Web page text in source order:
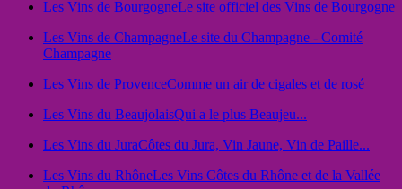
Les Vins de BourgogneLe site officiel des Vins de Bourgogne
Les Vins de ChampagneLe site du Champagne - Comité
Champagne
Les Vins de ProvenceComme un air de cigales et de rosé
Les Vins du BeaujolaisQui a le plus Beaujeu...
Les Vins du JuraCôtes du Jura, Vin Jaune, Vin de Paille...
Les Vins du RhôneLes Vins Côtes du Rhône et de la Vallée